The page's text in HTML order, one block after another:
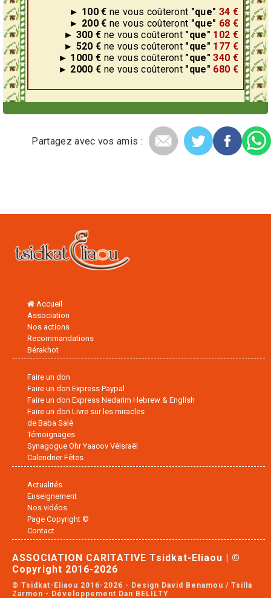
► 100 € ne vous coûteront "que" 34 €
► 200 € ne vous coûteront "que" 68 €
► 300 € ne vous coûteront "que" 102 €
► 520 € ne vous coûteront "que" 177 €
► 1000 € ne vous coûteront "que" 340 €
► 2000 € ne vous coûteront "que" 680 €
Partagez avec vos amis :
Accueil
Association
Nos actions
Recommandations
Bérakhot
Faire un don
Faire un don Express Paypal
Faire un don Express Nedarim Hebrew & English
Faire un don Livre sur les miracles
de Baba Salé
Témoignages
Synagogue Ohr Yaacov VéIsraël
Calendrier Fêtes
Actualités
Enseignement
Nos vidéos
Page Copyright ©
Contact
ASSOCIATION CARITATIVE Tsidkat-Eliaou | ©
Copyright 2016-2026
© Tsidkat-Eliaou 2016-2026 - Design David Benamou / Tsilla
Zarmon - Développement Dan BELILTY